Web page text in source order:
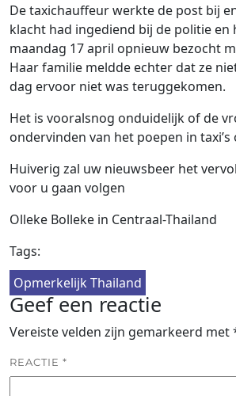
De taxichauffeur werkte de post bij
klacht had ingediend bij de politie en
maandag 17 april opnieuw bezocht
Haar familie meldde echter dat ze
dag ervoor niet was teruggekomen.
Het is vooralsnog onduidelijk of de
ondervinden van het poepen in taxi’s
Huiverig zal uw nieuwsbeer het
voor u gaan volgen
Olleke Bolleke in Centraal-Thailand
Tags:
Opmerkelijk Thailand
Geef een reactie
Vereiste velden zijn gemarkeerd met
REACTIE *